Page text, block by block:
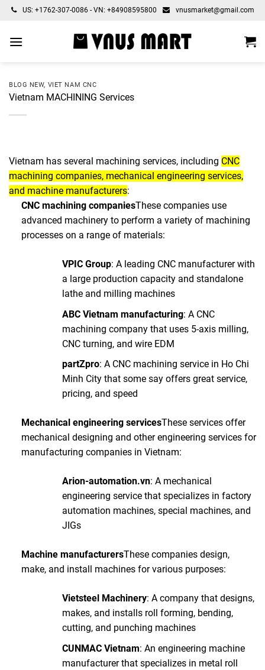
Skip
content
US: +1762-307-0086 - VN: +84908595800 vnusmarket@gmail.com
BLOG NEW, VIET NAM CNC
Vietnam MACHINING Services
Vietnam has several machining services, including CNC
machining companies, mechanical engineering services,
and machine manufacturers:
CNC machining companiesThese companies use
advanced machinery to perform a variety of machining
processes on a range of materials:
VPIC Group: A leading CNC manufacturer with
a large production capacity and standalone
lathe and milling machines
ABC Vietnam manufacturing: A CNC
machining company that uses 5-axis milling,
CNC turning, and wire EDM
partZpro: A CNC machining service in Ho Chi
Minh City that some say offers great service,
pricing, and speed
Mechanical engineering servicesThese services offer
mechanical designing and other engineering services for
manufacturing companies in Vietnam:
Arion-automation.vn: A mechanical
engineering service that specializes in factory
automation machines, special machines, and
JIGs
Machine manufacturersThese companies design,
make, and install machines for various purposes:
Vietsteel Machinery: A company that designs,
makes, and installs roll forming, bending,
cutting, and punching machines
CUNMAC Vietnam: An engineering machine
manufacturer that specializes in metal roll